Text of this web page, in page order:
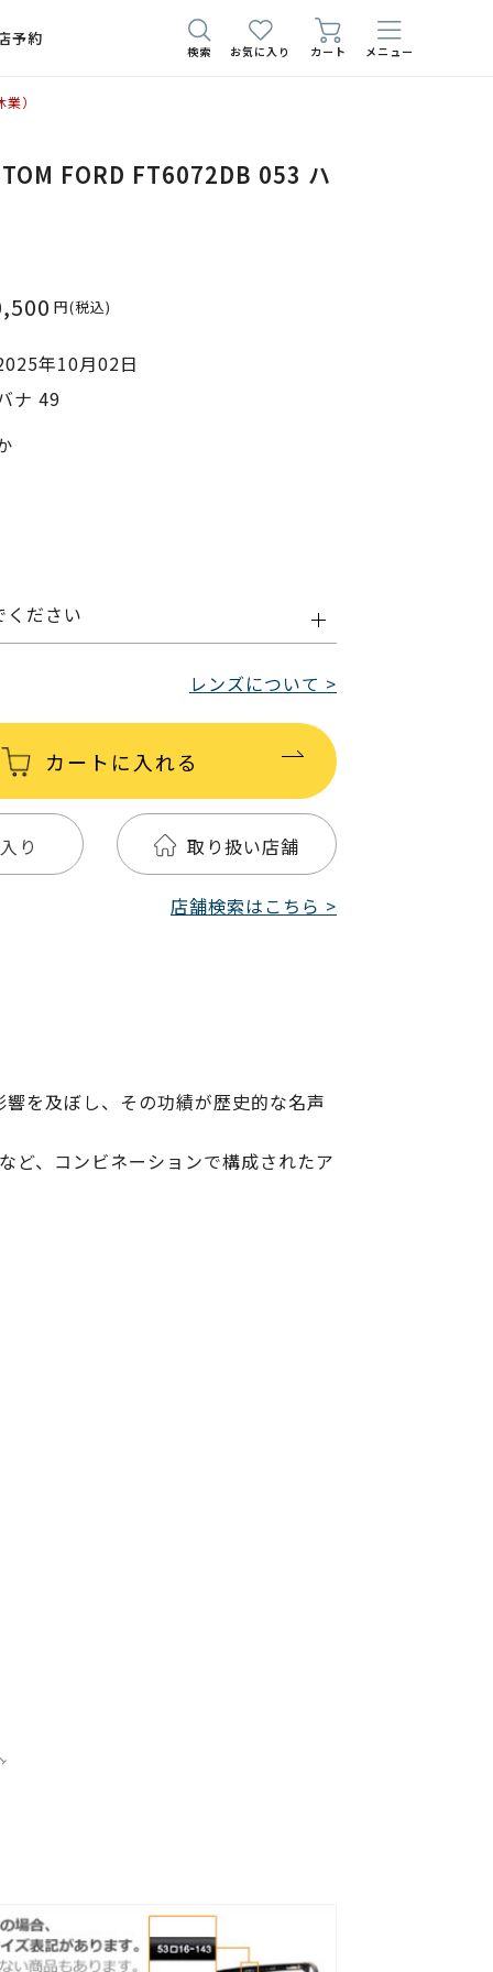
予約
検索 お気に入り カート メニュー
）
FORD FT6072DB 053 ハ
円(税込)
年10月02日
ナ 49
ください
レンズについて >
カートに入れる
り 取り扱い店舗
店舗検索はこちら >
を及ぼし、その功績が歴史的な名声
ど、コンビネーションで構成されたア